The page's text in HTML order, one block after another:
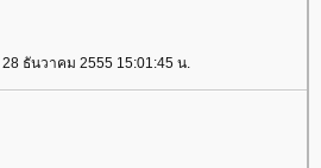
28 ธันวาคม 2555 15:01:45 น.